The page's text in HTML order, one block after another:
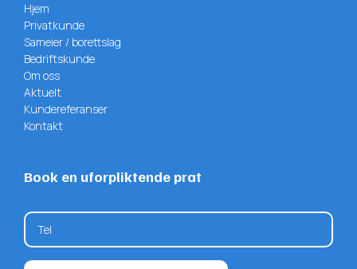
Hjem
Privatkunde
Sameier / borettslag
Bedriftskunde
Om oss
Aktuelt
Kundereferanser
Kontakt
Book en uforpliktende prat